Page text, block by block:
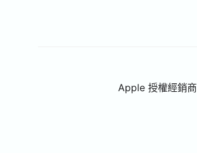
Apple 授權經銷商